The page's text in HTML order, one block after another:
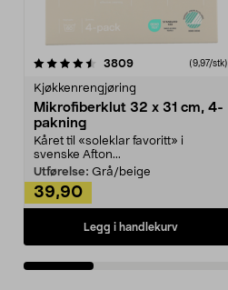
3809anmeldelser(9,97/stk)
Kjøkkenrengjøring
Mikrofiberklut 32 x 31 cm, 4-
pakning
Kåret til «soleklar favoritt» i
svenske Afton...
Utførelse: Grå/beige
39,90
Legg i handlekurv
4.5av 5 stjerner